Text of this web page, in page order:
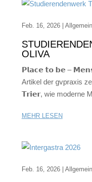
OLIVA
Feb. 16, 2026| Allgemein
𝗣𝗹𝗮𝗰𝗲 𝘁𝗼 𝗯𝗲 –
Artikel der gvpraxis
𝗧𝗿𝗶𝗲𝗿, wie moderne
MEHR LESEN
Feb. 16, 2026| Allgemein